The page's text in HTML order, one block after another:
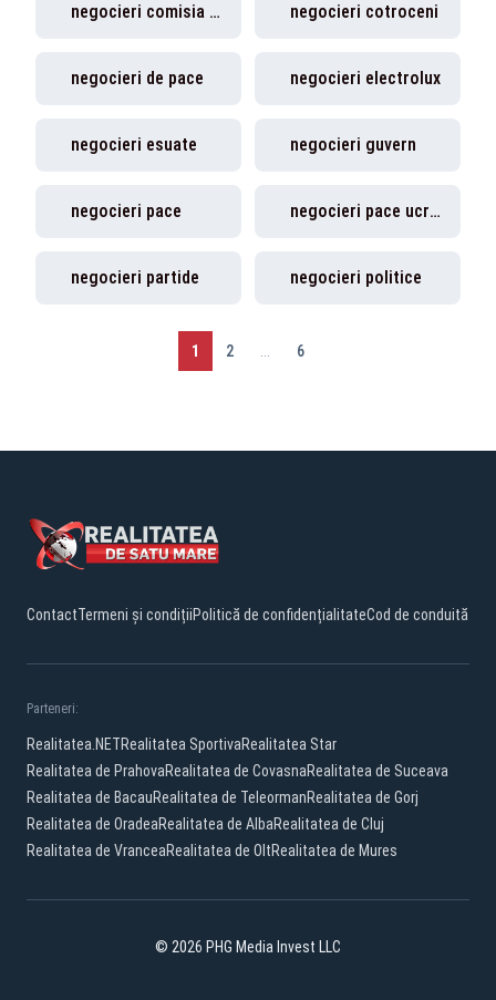
negocieri comisia europeana negocieri cotroceni
negocieri de pace negocieri electrolux
negocieri esuate negocieri guvern
negocieri pace negocieri pace ucraina
negocieri partide negocieri politice
1 2 6
ContactTermeni și condițiiPolitică de confidențialitateCod de conduită
Parteneri:
Realitatea.NETRealitatea SportivaRealitatea Star
Realitatea de PrahovaRealitatea de CovasnaRealitatea de Suceava
Realitatea de BacauRealitatea de TeleormanRealitatea de Gorj
Realitatea de OradeaRealitatea de AlbaRealitatea de Cluj
Realitatea de VranceaRealitatea de OltRealitatea de Mures
© 2026 PHG Media Invest LLC